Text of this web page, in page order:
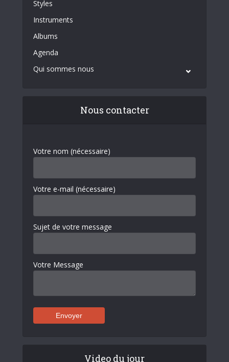
Styles
Instruments
Albums
Agenda
Qui sommes nous
Nous contacter
Votre nom (nécessaire)
Votre e-mail (nécessaire)
Sujet de votre message
Votre Message
Video du jour